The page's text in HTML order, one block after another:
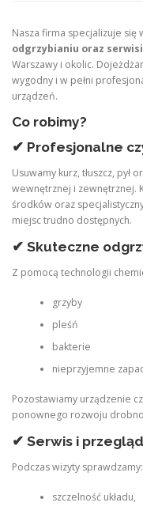
Nasza firma specjalizuje się
odgrzybianiu oraz
Warszawy i okolic.
wygodny i w pełni
urządzeń.
Co robimy?
✔ Profesjonalne
Usuwamy kurz, tłuszcz, pył
wewnętrznej i zewnętrznej.
środków oraz
miejsc trudno dostępnych.
✔ Skuteczne
Z pomocą technologii
grzyby
pleśń
bakterie
nieprzyjemne
Pozostawiamy urządzenie
ponownego rozwoju
✔ Serwis i
Podczas wizyty sprawdzamy:
szczelność układu,